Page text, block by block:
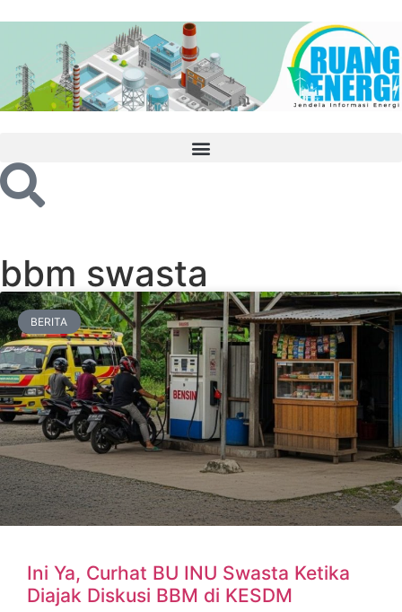
bbm swasta
BERITA
Ini Ya, Curhat BU INU Swasta Ketika
Diajak Diskusi BBM di KESDM